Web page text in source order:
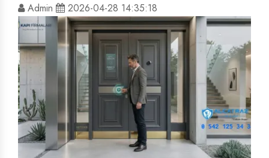
Admin 2026-04-28 14:35:18